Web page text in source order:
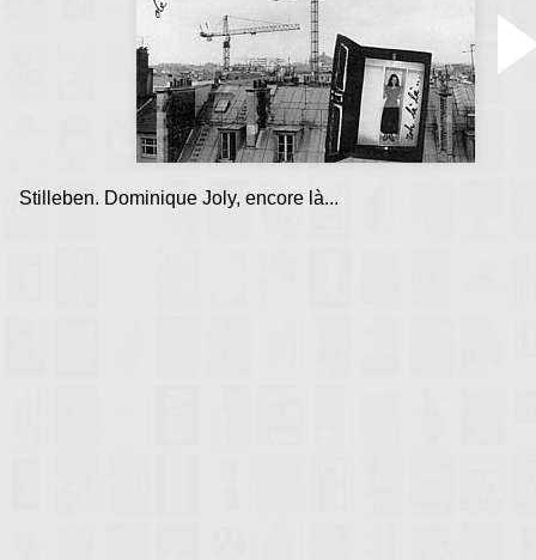
Stilleben. Dominique Joly, encore là...
Accueil Rencontres :
•Le Haut-Crêt 1998